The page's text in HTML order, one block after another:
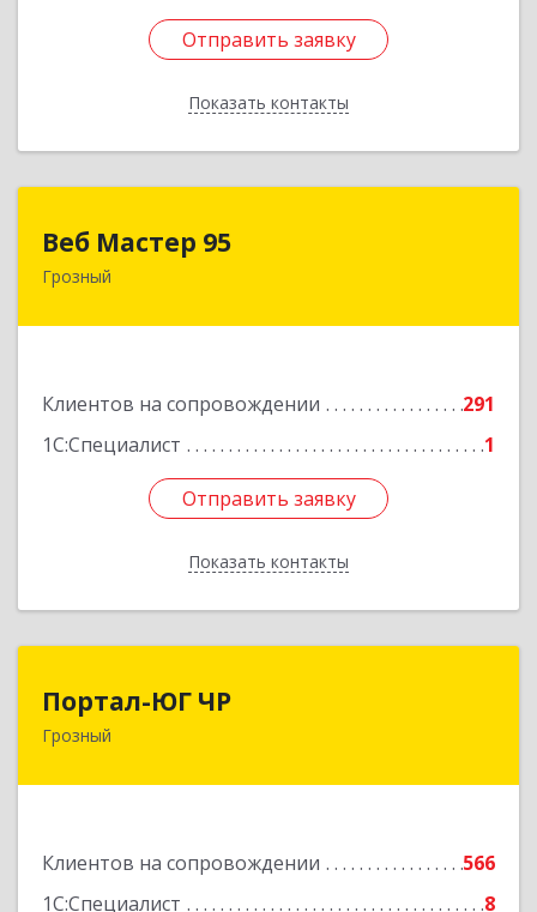
Отправить заявку
Показать контакты
Отправить заявку
Назад
Веб Мастер 95
Грозный
Клиентов на сопровождении
291
1С:Специалист
1
Отправить заявку
Показать контакты
Подробнее
Отправить заявку
Назад
Портал-ЮГ ЧР
Грозный
Клиентов на сопровождении
566
1С:Специалист
8
364906, Чеченская Респ, Грозный г, Путина пр-